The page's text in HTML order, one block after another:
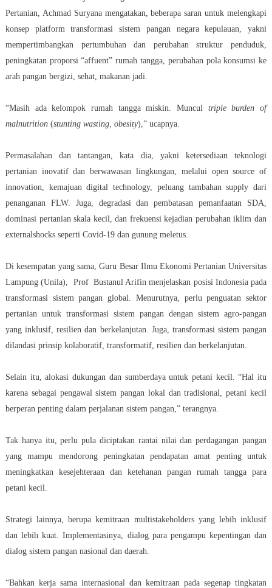
Pertanian, Achmad Suryana mengatakan, beberapa saran untuk melengkapi
konsep platform transformasi sistem pangan negara kepulauan, yakni
mempertimbangkan pertumbuhan dan perubahan struktur penduduk,
peningkatan proporsi “affuent” rumah tangga, perubahan pola konsumsi ke
arah pangan bergizi, sehat, makanan jadi.
“Masih ada kelompok rumah tangga miskin. Muncul triple burden of
malnutrition(stunting wasting, obesity),” ucapnya.
Permasalahan dan tantangan, kata dia, yakni ketersediaan teknologi
pertanian inovatif dan berwawasan lingkungan, melalui open source of
innovation, kemajuan digital technology, peluang tambahan supply dari
penanganan FLW. Juga, degradasi dan pembatasan pemanfaatan SDA,
dominasi pertanian skala kecil, dan frekuensi kejadian perubahan iklim dan
externalshocks seperti Covid-19 dan gunung meletus.
Di kesempatan yang sama, Guru Besar Ilmu Ekonomi Pertanian Universitas
Lampung (Unila), Prof Bustanul Arifin menjelaskan posisi Indonesia pada
transformasi sistem pangan global. Menurutnya, perlu penguatan sektor
pertanian untuk transformasi sistem pangan dengan sistem agro-pangan
yang inklusif, resilien dan berkelanjutan. Juga, transformasi sistem pangan
dilandasi prinsip kolaboratif, transformatif, resilien dan berkelanjutan.
Selain itu, alokasi dukungan dan sumberdaya untuk petani kecil. “Hal itu
karena sebagai pengawal sistem pangan lokal dan tradisional, petani kecil
berperan penting dalam perjalanan sistem pangan,” terangnya.
Tak hanya itu, perlu pula diciptakan rantai nilai dan perdagangan pangan
yang mampu mendorong peningkatan pendapatan amat penting untuk
meningkatkan kesejehteraan dan ketehanan pangan rumah tangga para
petani kecil.
Strategi lainnya, berupa kemitraan multistakeholders yang lebih inklusif
dan lebih kuat. Implementasinya, dialog para pengampu kepentingan dan
dialog sistem pangan nasional dan daerah.
“Bahkan kerja sama internasional dan kemitraan pada segenap tingkatan